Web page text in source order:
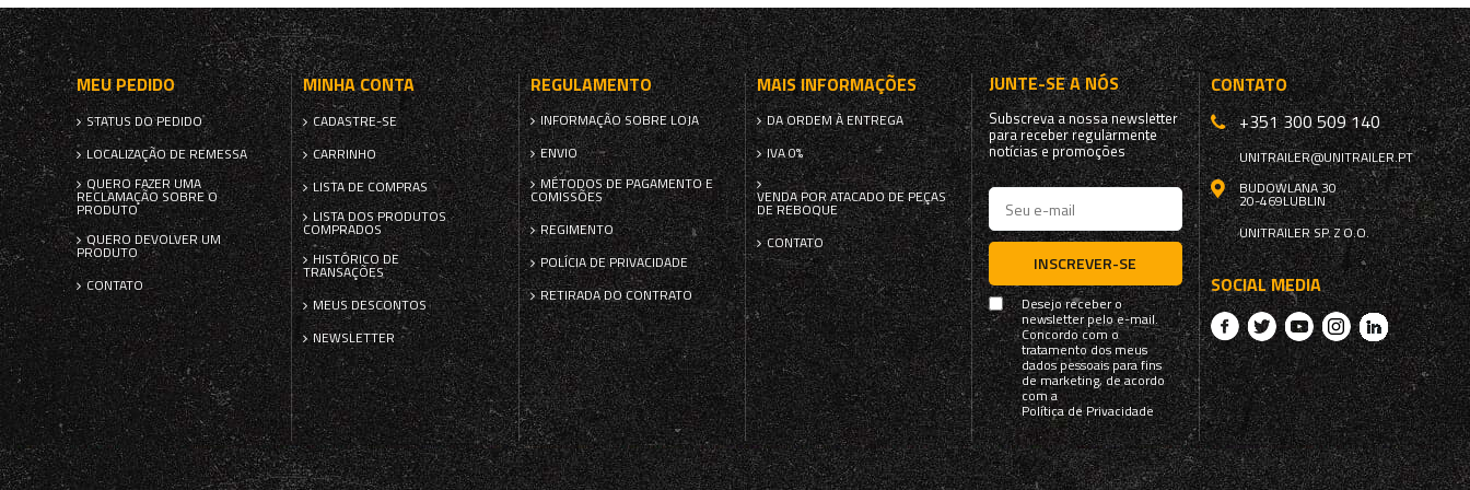
MEU PEDIDO
STATUS DO PEDIDO
LOCALIZAÇÃO DE REMESSA
QUERO FAZER UMA
RECLAMAÇÃO SOBRE O
PRODUTO
QUERO DEVOLVER UM
PRODUTO
CONTATO
MINHA CONTA
CADASTRE-SE
CARRINHO
LISTA DE COMPRAS
LISTA DOS PRODUTOS
COMPRADOS
HISTÓRICO DE
TRANSAÇÕES
MEUS DESCONTOS
NEWSLETTER
REGULAMENTO
INFORMAÇÃO SOBRE LOJA
ENVIO
MÉTODOS DE PAGAMENTO E
COMISSÕES
REGIMENTO
POLÍCIA DE PRIVACIDADE
RETIRADA DO CONTRATO
MAIS INFORMAÇÕES
DA ORDEM À ENTREGA
IVA 0%
VENDA POR ATACADO DE PEÇAS
DE REBOQUE
CONTATO
JUNTE-SE A NÓS
Subscreva a nossa newsletter
para receber regularmente
notícias e promoções
INSCREVER-SE
Desejo receber o
newsletter pelo e-mail.
Concordo com o
tratamento dos meus
dados pessoais para fins
de marketing, de acordo
com a
Política de Privacidade
CONTATO
+351 300 509 140
UNITRAILER@UNITRAILER.PT
BUDOWLANA 30
20-469LUBLIN
UNITRAILER SP. Z O.O.
SOCIAL MEDIA